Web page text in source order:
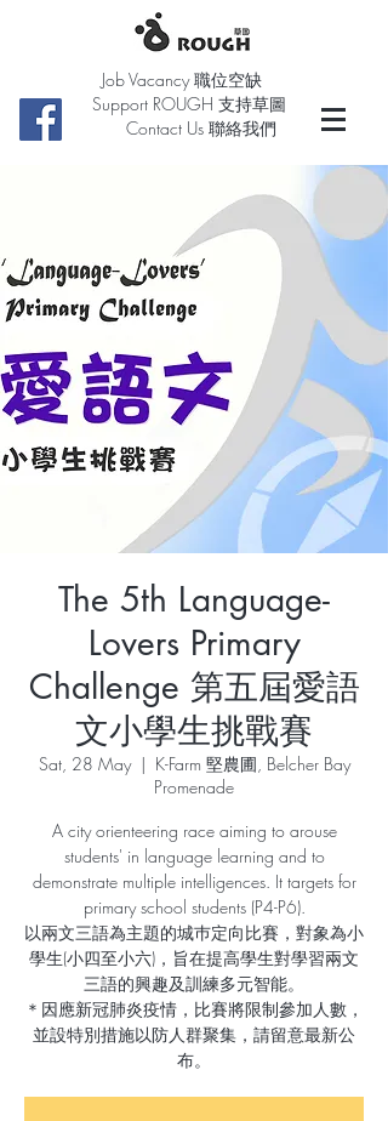
Job Vacancy 職位空缺
Support ROUGH 支持草圖
Contact Us 聯絡我們
The 5th Language-
Lovers Primary
Challenge 第五屆愛語
文小學生挑戰賽
Sat, 28 May
  |
K-Farm 堅農圃, Belcher Bay
Promenade
A city orienteering race aiming to arouse
students' in language learning and to
demonstrate multiple intelligences. It targets for
primary school students (P4-P6).
以兩文三語為主題的城巿定向比賽，對象為小
學生(小四至小六)，旨在提高學生對學習兩文
三語的興趣及訓練多元智能。
＊因應新冠肺炎疫情，比賽將限制參加人數，
並設特別措施以防人群聚集，請留意最新公
布。